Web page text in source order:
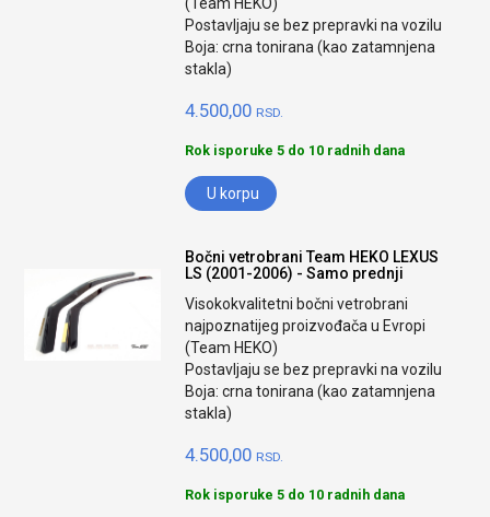
Postavljaju se bez prepravki na vozilu
Boja: crna tonirana (kao zatamnjena
stakla)
4.500,00 RSD.
Rok isporuke 5 do 10 radnih dana
U korpu
Bočni vetrobrani Team HEKO LEXUS
LS (2001-2006) - Samo prednji
Visokokvalitetni bočni vetrobrani
najpoznatijeg proizvođača u Evropi
(Team HEKO)
Postavljaju se bez prepravki na vozilu
Boja: crna tonirana (kao zatamnjena
stakla)
4.500,00 RSD.
Rok isporuke 5 do 10 radnih dana